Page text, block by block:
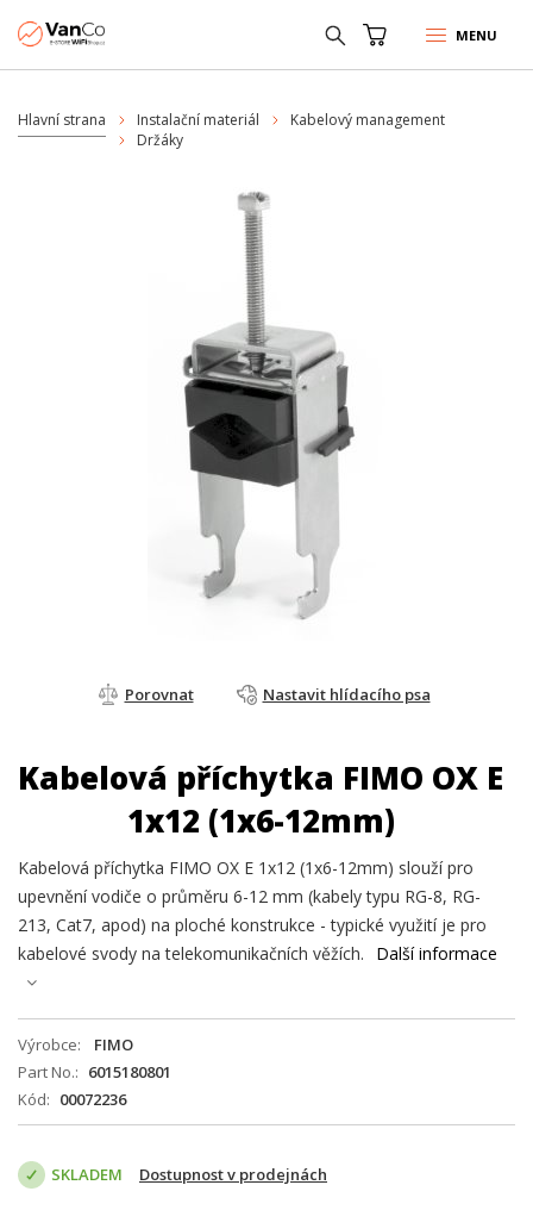
MENU
Hlavní strana Instalační materiál
Kabelový management
Držáky
Porovnat Nastavit hlídacího psa
Kabelová příchytka FIMO OX E
1x12 (1x6-12mm)
Kabelová příchytka FIMO OX E 1x12 (1x6-12mm) slouží pro
upevnění vodiče o průměru 6-12 mm (kabely typu RG-8, RG-
213, Cat7, apod) na ploché konstrukce - typické využití je pro
kabelové svody na telekomunikačních věžích.
Další informace
Výrobce
FIMO
Part No.
6015180801
Kód
00072236
SKLADEM Dostupnost v prodejnách